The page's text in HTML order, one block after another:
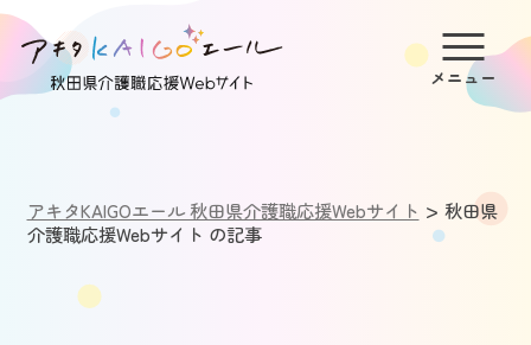
アキタKAIGOエール 秋田県介護職応援Webサイト > 秋田県
介護職応援Webサイト の記事